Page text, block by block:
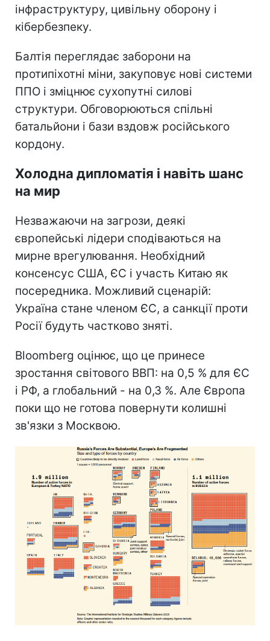
інфраструктуру, цивільну оборону і
кібербезпеку.
Балтія переглядає заборони на
протипіхотні міни, закуповує нові системи
ППО і зміцнює сухопутні силові
структури. Обговорюються спільні
батальйони і бази вздовж російського
кордону.
Холодна дипломатія і навіть шанс
на мир
Незважаючи на загрози, деякі
європейські лідери сподіваються на
мирне врегулювання. Необхідний
консенсус США, ЄС і участь Китаю як
посередника. Можливий сценарій:
Україна стане членом ЄС, а санкції проти
Росії будуть частково зняті.
Bloomberg оцінює, що це принесе
зростання світового ВВП: на 0,5 % для ЄС
і РФ, а глобальний - на 0,3 %. Але Європа
поки що не готова повернути колишні
зв'язки з Москвою.